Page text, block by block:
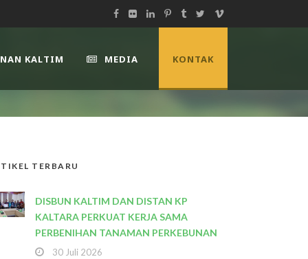
KALTIM MEDIA KONTAK
TERBARU
DISBUN KALTIM DAN DISTAN KP
KALTARA PERKUAT KERJA SAMA
PERBENIHAN TANAMAN PERKEBUNAN
30 Juli 2026